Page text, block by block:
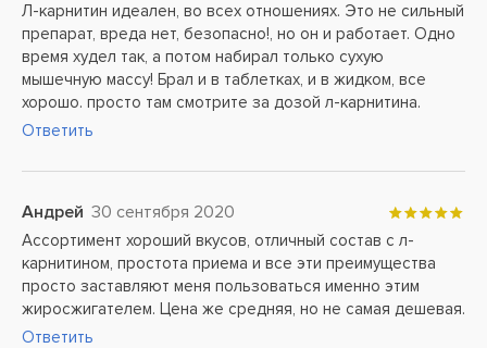
Л-карнитин идеален, во всех отношениях. Это не сильный
препарат, вреда нет, безопасно!, но он и работает. Одно
время худел так, а потом набирал только сухую
мышечную массу! Брал и в таблетках, и в жидком, все
хорошо. просто там смотрите за дозой л-карнитина.
Ответить
Андрей 30 сентября 2020
Ассортимент хороший вкусов, отличный состав с л-
карнитином, простота приема и все эти преимущества
просто заставляют меня пользоваться именно этим
жиросжигателем. Цена же средняя, но не самая дешевая.
Ответить